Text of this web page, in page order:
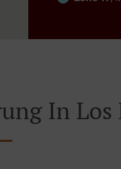
In Los